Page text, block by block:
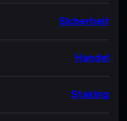
Sicherheit
Handel
Staking